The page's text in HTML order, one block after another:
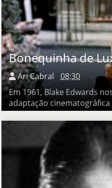
Bonequinha de Luxo
Ari Cabral
08:30
Em 1961, Blake Edwards nos
cinematográfica do conto de